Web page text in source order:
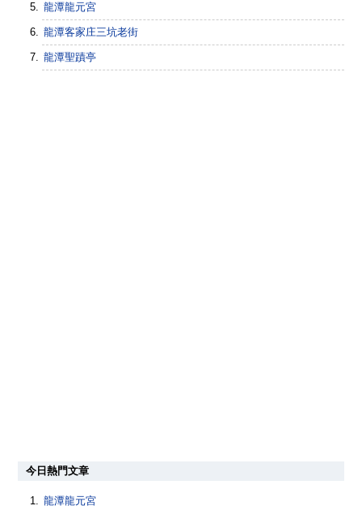
龍潭龍元宮
龍潭客家庄三坑老街
龍潭聖蹟亭
今日熱門文章
龍潭龍元宮